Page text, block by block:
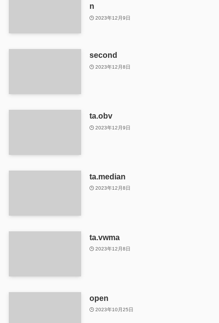
n
2023年12月9日
second
2023年12月8日
ta.obv
2023年12月9日
ta.median
2023年12月8日
ta.vwma
2023年12月8日
open
2023年10月25日